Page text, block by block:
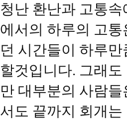
청난 환난과 고통
에서의 하루의 고
던 시간들이 하루
할것입니다. 그래
만 대부분의 사람
서도 끝까지 회개